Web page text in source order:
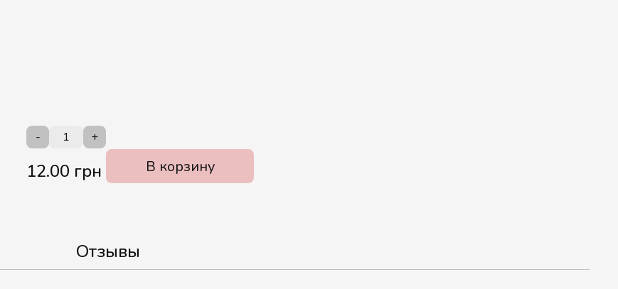
- +
12.00 грн В корзину
Отзывы